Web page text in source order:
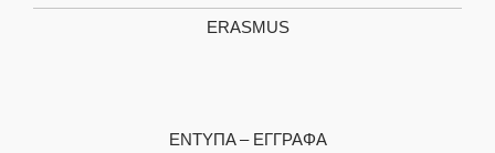
ERASMUS
ΈΝΤΥΠΑ – ΈΓΓΡΑΦΑ